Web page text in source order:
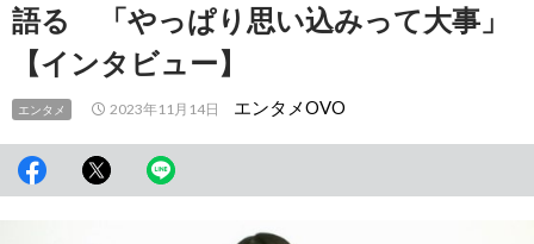
語る 「やっぱり思い込みって大事」
【インタビュー】
エンタメ 2023年11月14日 エンタメOVO